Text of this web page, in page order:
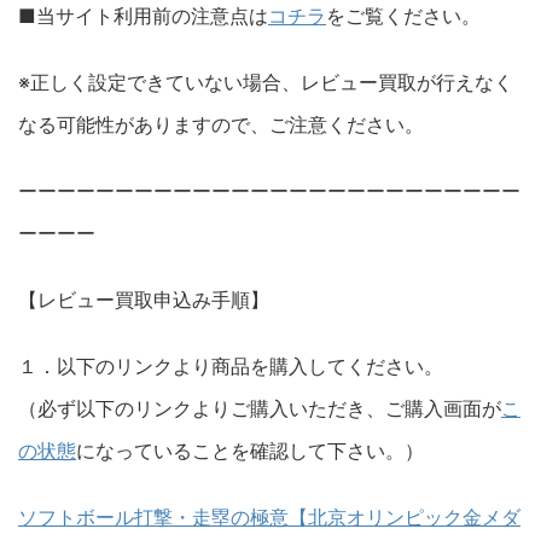
■当サイト利用前の注意点はコチラ をご覧ください。
※正しく設定できていない場合、レビュー買取が行えなく
なる可能性がありますので、ご注意ください。
ーーーーーーーーーーーーーーーーーーーーーーーーーー
ーーーー
【レビュー買取申込み手順】
１．以下のリンクより商品を購入してください。
（必ず以下のリンクよりご購入いただき、ご購入画面がこ
の状態になっていることを確認して下さい。）
ソフトボール打撃・走塁の極意【北京オリンピック金メダ